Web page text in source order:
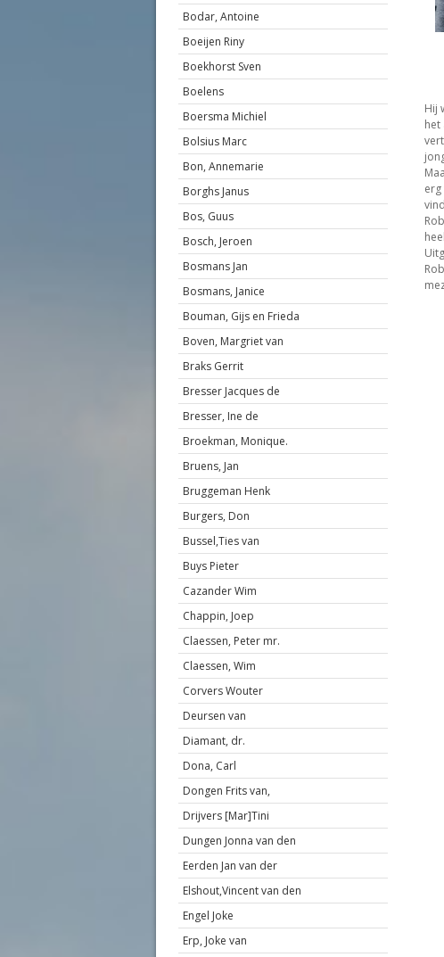
Bodar, Antoine
Boeijen Riny
Boekhorst Sven
Boelens
Boersma Michiel
Bolsius Marc
Bon, Annemarie
Borghs Janus
Bos, Guus
Bosch, Jeroen
Bosmans Jan
Bosmans, Janice
Bouman, Gijs en Frieda
Boven, Margriet van
Braks Gerrit
Bresser Jacques de
Bresser, Ine de
Broekman, Monique.
Bruens, Jan
Bruggeman Henk
Burgers, Don
Bussel,Ties van
Buys Pieter
Cazander Wim
Chappin, Joep
Claessen, Peter mr.
Claessen, Wim
Corvers Wouter
Deursen van
Diamant, dr.
Dona, Carl
Dongen Frits van,
Drijvers [Mar]Tini
Dungen Jonna van den
Eerden Jan van der
Elshout,Vincent van den
Engel Joke
Erp, Joke van
Hij
het